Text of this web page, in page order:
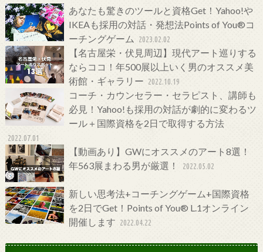
あなたも驚きのツールと資格Get！Yahoo!や
IKEAも採用の対話・発想法Points of You®コ
ーチングゲーム
2023.02.02
【名古屋栄・伏見周辺】現代アート巡りする
ならココ！年500展以上いく男のオススメ美
術館・ギャラリー 2022.10.19
コーチ・カウンセラー・セラピスト、講師も
必見！Yahoo!も採用の対話が劇的に変わるツ
ール＋国際資格を2日で取得する方法
2022.07.01
【動画あり】GWにオススメのアート8選！
年563展まわる男が厳選！
2022.05.02
新しい思考法+コーチングゲーム+国際資格
を2日でGet！Points of You® L.1オンライン
開催します 2022.04.22